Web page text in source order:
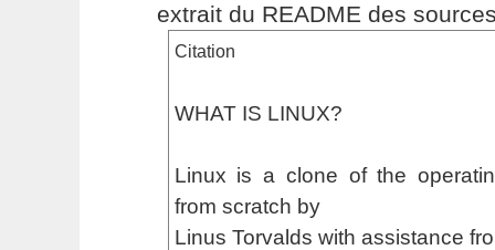
extrait du README des
Citation
WHAT IS LINUX?
Linux is a clone of the
from scratch by
Linus Torvalds with assistance